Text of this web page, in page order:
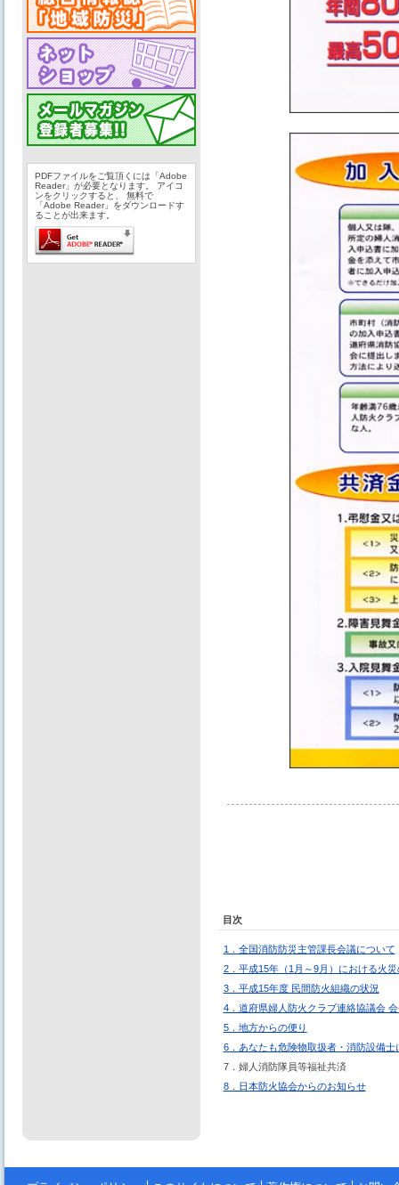
PDFファイルをご覧頂くには「Adobe
Reader」が必要となります。 アイコ
ンをクリックすると、 無料で
「Adobe Reader」をダウンロードす
ることが出来ます。
目次
1．全国消防防災主管課長会議について
2．平成15年（1月～9月）における火
3．平成15年度 民間防火組織の状況
4．道府県婦人防火クラブ連絡協議会
5．地方からの便り
6．あなたも危険物取扱者・消防設備士
7．婦人消防隊員等福祉共済
8．日本防火協会からのお知らせ